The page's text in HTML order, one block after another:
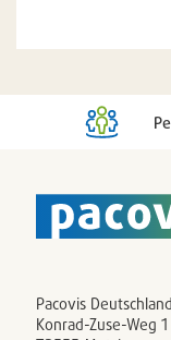
Pacovis
Konrad-Zuse-Weg 1